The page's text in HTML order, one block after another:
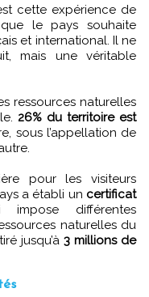
cette expérience de
le pays souhaite
et international. Il ne
mais une véritable
ressources naturelles
26% du territoire est
sous l’appellation de
pour les visiteurs
a établi un certificat
différentes
naturelles du
jusqu’à3 millions de